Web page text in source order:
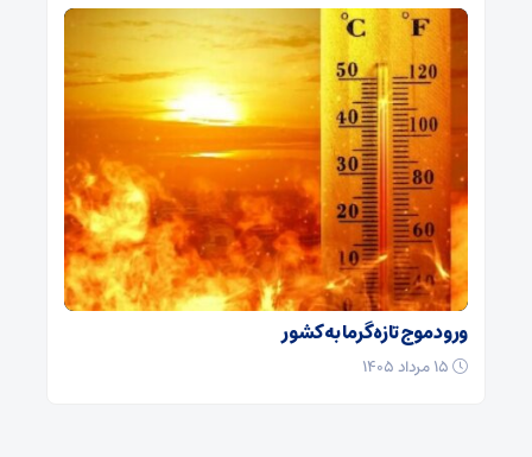
ورود موج تازه گرما به کشور